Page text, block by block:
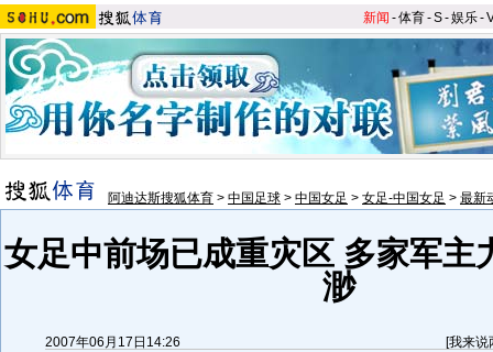
新闻 -体育-S-娱乐-
阿迪达斯搜狐体育 > 中国足球 > 中国女足 > 女足-中国女足 > 最新
女足中前场已成重灾区 多家军主
渺
2007年06月17日14:26 [我来说